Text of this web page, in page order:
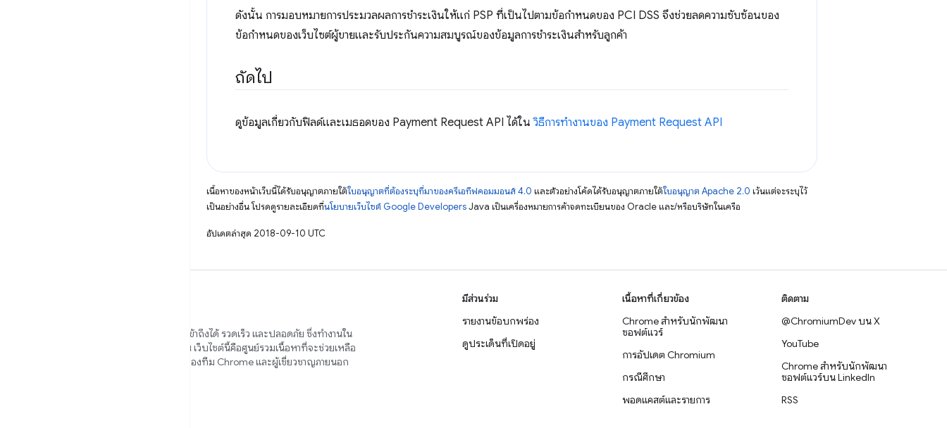
ดังนั้น การมอบหมายการประมวลผลการชำระเงินให้แก่ PSP ที่เป็นไปตามข้อกำหนดของ PCI DSS จึงช่วยลดความซับซ้อนของ
ข้อกำหนดของเว็บไซต์ผู้ขายและรับประกันความสมบูรณ์ของข้อมูลการชำระเงินสำหรับลูกค้า
ถัดไป
ดูข้อมูลเกี่ยวกับฟิลด์และเมธอดของ Payment Request API ได้ในวิธีการทำงานของ Payment Request API
เนื้อหาของหน้าเว็บนี้ได้รับอนุญาตภายใต้ใบอนุญาตที่ต้องระบุที่มาของครีเอทีฟคอมมอนส์ 4.0 และตัวอย่างโค้ดได้รับอนุญาตภายใต้ใบอนุญาต Apache 2.0 เว้นแต่จะระบุไว้
เป็นอย่างอื่น โปรดดูรายละเอียดที่นโยบายเว็บไซต์ Google DevelopersJava เป็นเครื่องหมายการค้าจดทะเบียนของ Oracle และ/หรือบริษัทในเครือ
อัปเดตล่าสุด 2018-09-10 UTC
เราต้องการช่วยคุณสร้างเว็บไซต์ที่สวยงาม เข้าถึงได้ รวดเร็ว และปลอดภัย ซึ่งทำงานใน
เบราว์เซอร์ต่างๆ และเพื่อผู้ใช้ทุกคนของคุณ เว็บไซต์นี้คือศูนย์รวมเนื้อหาที่จะช่วยเหลือ
คุณในเส้นทางดังกล่าว ซึ่งเขียนโดยสมาชิกของทีม Chrome และผู้เชี่ยวชาญภายนอก
มีส่วนร่วม
รายงานข้อบกพร่อง
ดูประเด็นที่เปิดอยู่
เนื้อหาที่เกี่ยวข้อง
Chrome สำหรับนักพัฒนา
ซอฟต์แวร์
การอัปเดต Chromium
กรณีศึกษา
พอดแคสต์และรายการ
ติดตาม
@ChromiumDev บน X
YouTube
Chrome สำหรับนักพัฒนา
ซอฟต์แวร์บน LinkedIn
RSS